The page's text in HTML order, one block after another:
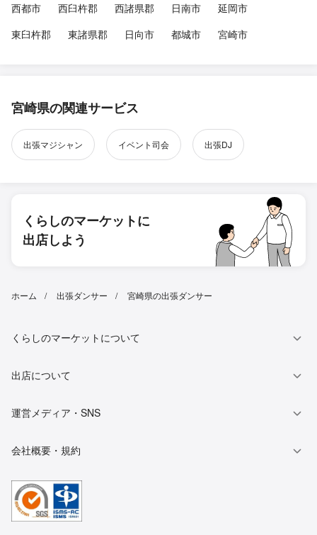
西都市
西臼杵郡 西諸県郡 日南市
延岡市
東臼杵郡
東諸県郡 日向市 都城市 宮崎市
宮崎県の関連サービス
出張マジシャン イベント司会 出張DJ
くらしのマーケットに
出店しよう
ホーム 出張ダンサー 宮崎県の出張ダンサー
くらしのマーケットについて
出店について
運営メディア・SNS
会社概要・規約